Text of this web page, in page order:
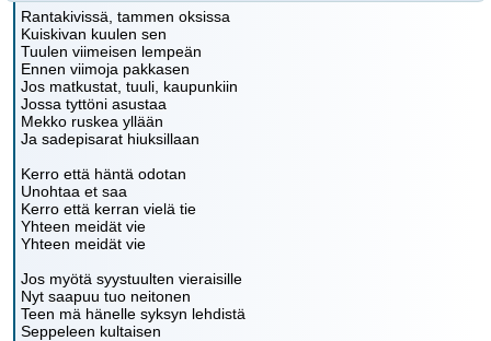
Rantakivissä, tammen oksissa
Kuiskivan kuulen sen
Tuulen viimeisen lempeän
Ennen viimoja pakkasen
Jos matkustat, tuuli, kaupunkiin
Jossa tyttöni asustaa
Mekko ruskea yllään
Ja sadepisarat hiuksillaan
Kerro että häntä odotan
Unohtaa et saa
Kerro että kerran vielä tie
Yhteen meidät vie
Yhteen meidät vie
Jos myötä syystuulten vieraisille
Nyt saapuu tuo neitonen
Teen mä hänelle syksyn lehdistä
Seppeleen kultaisen